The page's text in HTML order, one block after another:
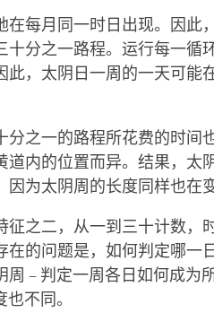
在每月同一时日出现。因此
十分之一路程。运行每一循
此，太阴日一周的一天可能
分之一的路程所花费的时间
内的位置而异。结果，太
为太阴周的长度同样也在变
之二，从一到三十计数，
在的问题是，如何判定哪一
周 – 判定一周各日如何成为
不同。